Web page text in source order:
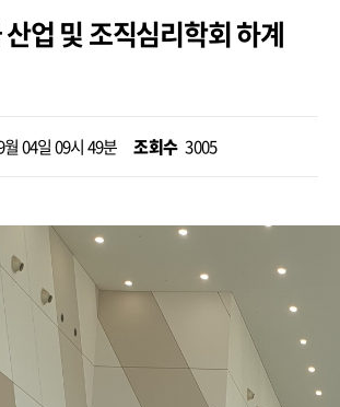
업 및 조직심리학회 하계
04일 09시 49분 조회수 3005